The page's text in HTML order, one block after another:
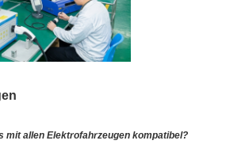
mit allen Elektrofahrzeugen kompatibel?